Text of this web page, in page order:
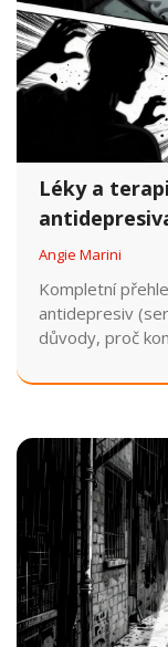
Léky a
Angie Marini
Kompletní
antidepresiv
důvody, proč